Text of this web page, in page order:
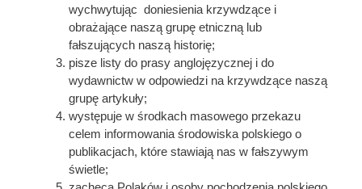
wychwytując doniesienia krzywdzące i
obrażające naszą grupę etniczną lub
fałszujących naszą historię;
pisze listy do prasy anglojęzycznej i do
wydawnictw w odpowiedzi na krzywdzące naszą
grupę artykuły;
występuje w środkach masowego przekazu
celem informowania środowiska polskiego o
publikacjach, które stawiają nas w fałszywym
świetle;